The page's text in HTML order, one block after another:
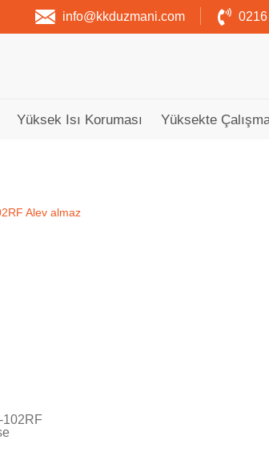
info@kkduzmani.com
Yüksek Isı Koruması Yüksekte
102RF